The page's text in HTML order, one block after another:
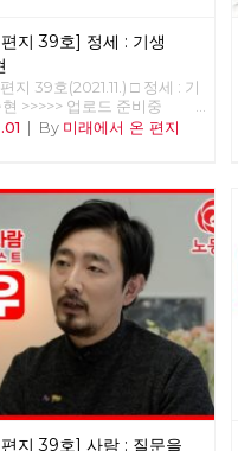
지 39호] 정세 : 기생
지 39호(2021.11.) □ 정세 : 기
>>>>> 업로드 준비중
| By 미래에서 온 편지
지 39호] 사람 : 질문을